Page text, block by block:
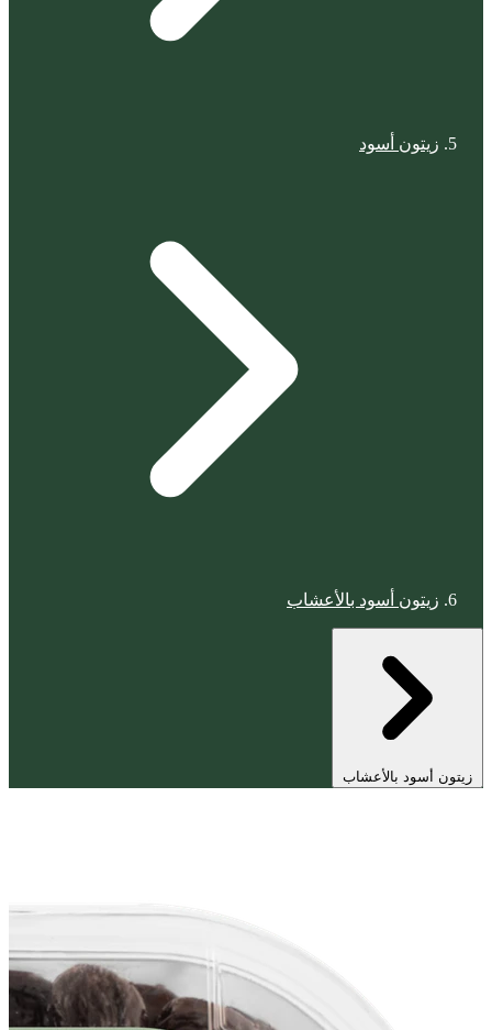
زيتون أسود
زيتون أسود بالأعشاب
زيتون أسود بالأعشاب